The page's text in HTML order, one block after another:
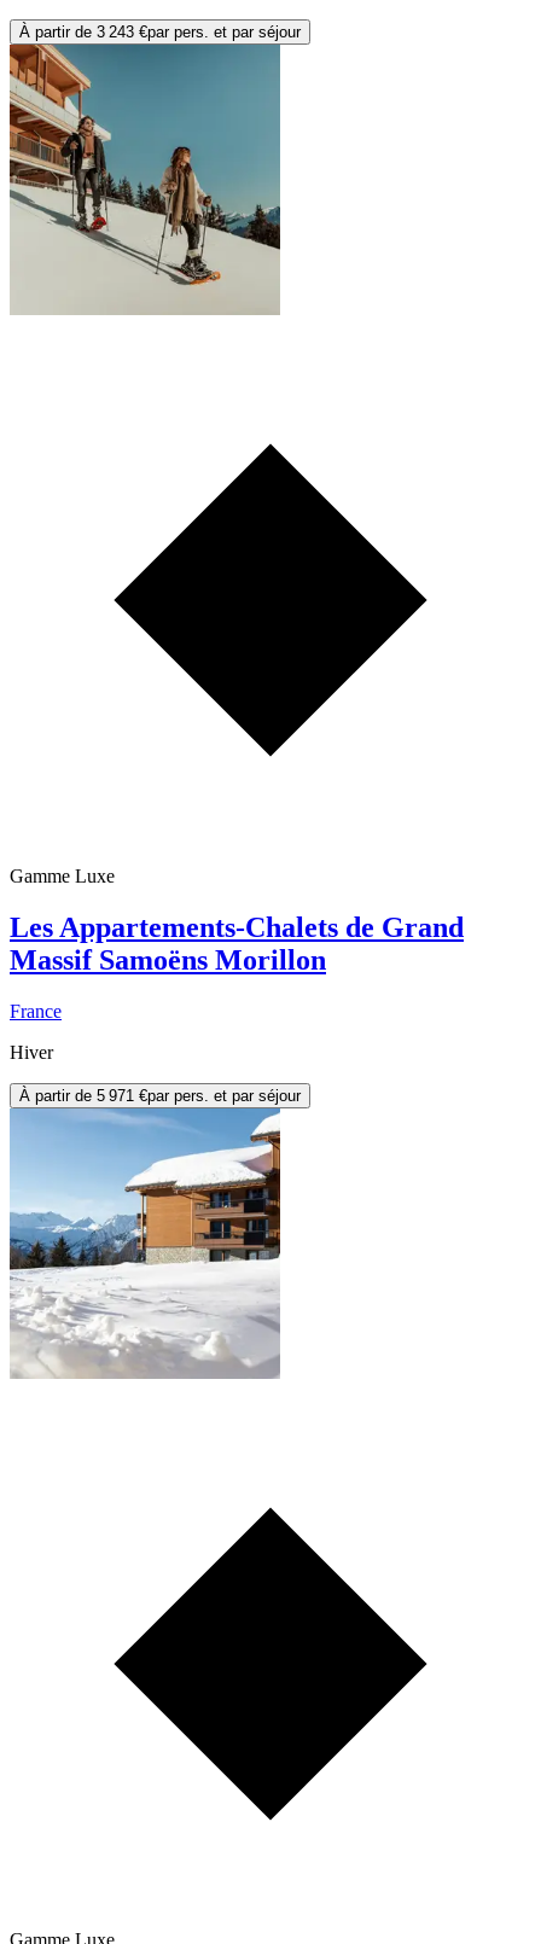
À partir de 3 243 €par pers. et par séjour
Gamme Luxe
Les Appartements-Chalets de Grand
Massif Samoëns Morillon
France
Hiver
À partir de 5 971 €par pers. et par séjour
Gamme Luxe